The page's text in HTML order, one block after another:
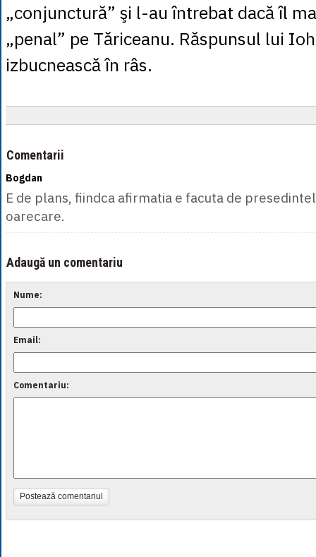
„conjunctură” şi l-au întrebat dacă îl
„penal” pe Tăriceanu. Răspunsul lui
izbucnească în râs.
Comentarii
Bogdan
E de plans, fiindca afirmatia e facuta de
oarecare.
Adaugă un comentariu
Nume:
Email:
Comentariu:
Postează comentariul